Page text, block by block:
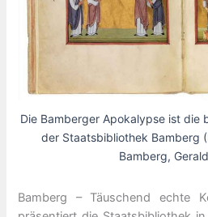
Die Bamberger Apokalypse ist die
der Staatsbibliothek Bamberg
Bamberg,
Bamberg – Täuschend echte